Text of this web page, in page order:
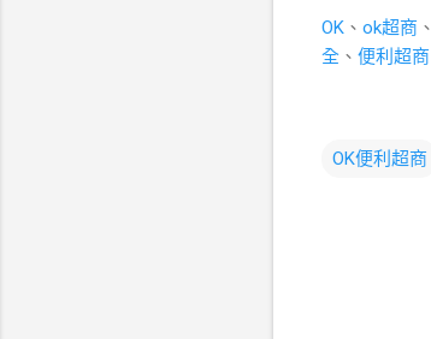
OK 、 ok超商 、
全 、 便利超商
OK便利超商